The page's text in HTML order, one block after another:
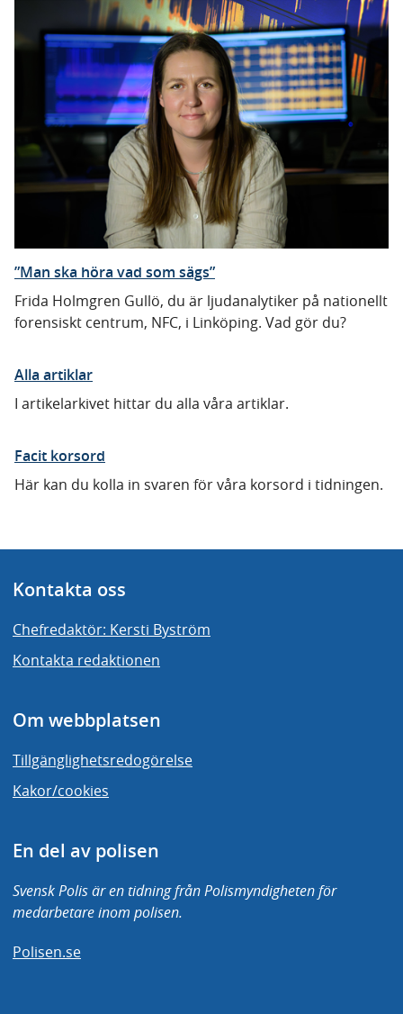
”Man ska höra vad som sägs”
Frida Holmgren Gullö, du är ljudanalytiker på nationellt
forensiskt centrum, NFC, i Linköping. Vad gör du?
Alla artiklar
I artikelarkivet hittar du alla våra artiklar.
Facit korsord
Här kan du kolla in svaren för våra korsord i tidningen.
Kontakta oss
Chefredaktör: Kersti Byström
Kontakta redaktionen
Om webbplatsen
Tillgänglighetsredogörelse
Kakor/cookies
En del av polisen
Svensk Polis är en tidning från Polismyndigheten för
medarbetare inom polisen.
Polisen.se